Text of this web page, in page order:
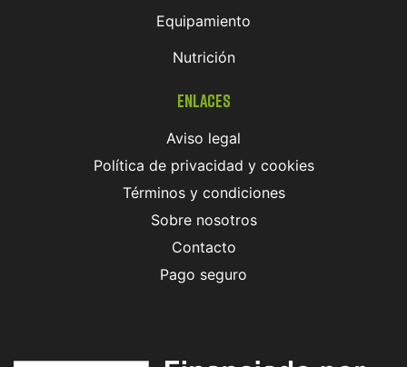
Equipamiento
Nutrición
Enlaces
Aviso legal
Política de privacidad y cookies
Términos y condiciones
Sobre nosotros
Contacto
Pago seguro